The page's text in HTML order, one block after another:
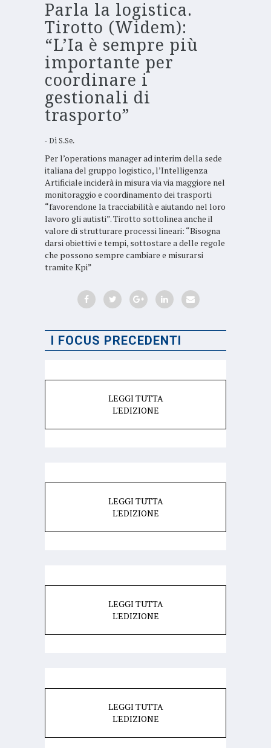
Parla la logistica.
Tirotto (Widem):
“L’Ia è sempre più
importante per
coordinare i
gestionali di
trasporto”
Di S.Se.
Per l’operations manager ad interim della sede
italiana del gruppo logistico, l’Intelligenza
Artificiale inciderà in misura via via maggiore nel
monitoraggio e coordinamento dei trasporti
“favorendone la tracciabilità e aiutando nel loro
lavoro gli autisti”. Tirotto sottolinea anche il
valore di strutturare processi lineari: “Bisogna
darsi obiettivi e tempi, sottostare a delle regole
che possono sempre cambiare e misurarsi
tramite Kpi”
I FOCUS PRECEDENTI
LEGGI TUTTA
L'EDIZIONE
LEGGI TUTTA
L'EDIZIONE
LEGGI TUTTA
L'EDIZIONE
LEGGI TUTTA
L'EDIZIONE